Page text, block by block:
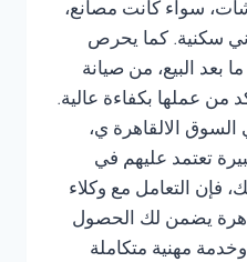
سواء كانت مصانع،
سكنية. كما يحرص
بعد البيع، من صيانة
من عملها بكفاءة عالية.
الالقاهرة ي،
تعتمد عليهم في
فإن التعامل مع وكلاء
يضمن لك الحصول
مهنية متكاملة